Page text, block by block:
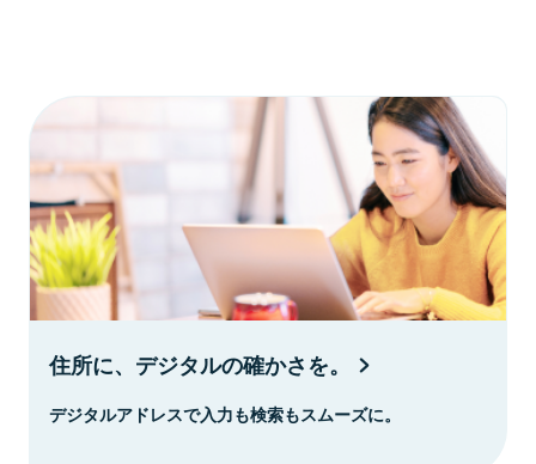
住所に、デジタルの確かさを。
デジタルアドレスで入力も検索もスムーズに。